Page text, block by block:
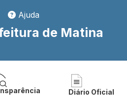
Ajuda
de Matina
Diário Oficial